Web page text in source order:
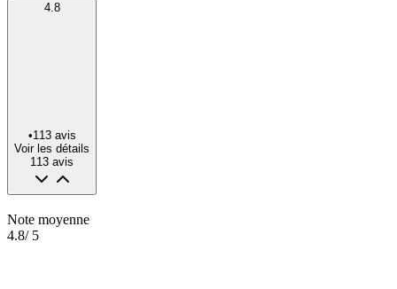
4.8
•113 avis
Voir les détails
113 avis
Note moyenne
4.8/ 5